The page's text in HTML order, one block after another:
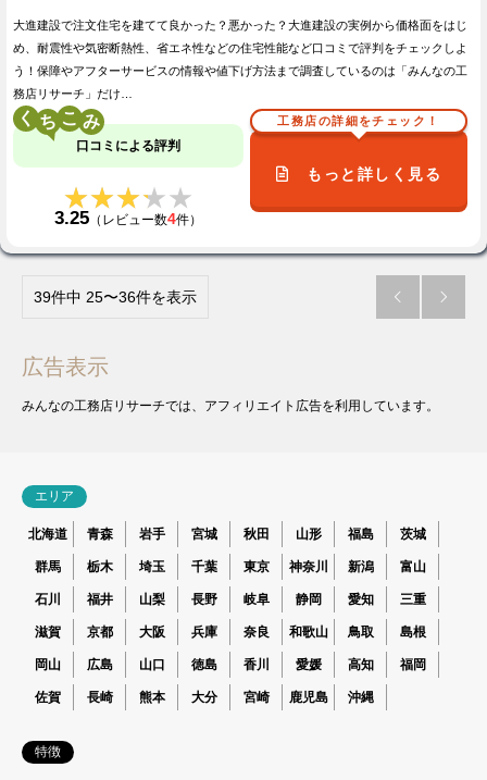
大進建設で注文住宅を建てて良かった？悪かった？大進建設の実例から価格面をはじ
め、耐震性や気密断熱性、省エネ性などの住宅性能など口コミで評判をチェックしよ
う！保障やアフターサービスの情報や値下げ方法まで調査しているのは「みんなの工
務店リサーチ」だけ…
く こ
口コミによる評判
★★★★★
★★★★★
3.25 （レビュー数4件）
工務店の詳細をチェック！
もっと詳しく見る
39件中 25〜36件を表示  
広告表示
みんなの工務店リサーチでは、アフィリエイト広告を利用しています。
エリア
北海道 青森 岩手 宮城 秋田 山形 福島 茨城
群馬 栃木 埼玉 千葉 東京 神奈川 新潟 富山
石川 福井 山梨 長野 岐阜 静岡 愛知 三重
滋賀 京都 大阪 兵庫 奈良 和歌山 鳥取 島根
岡山 広島 山口 徳島 香川 愛媛 高知 福岡
佐賀 長崎 熊本 大分 宮崎 鹿児島 沖縄
特徴